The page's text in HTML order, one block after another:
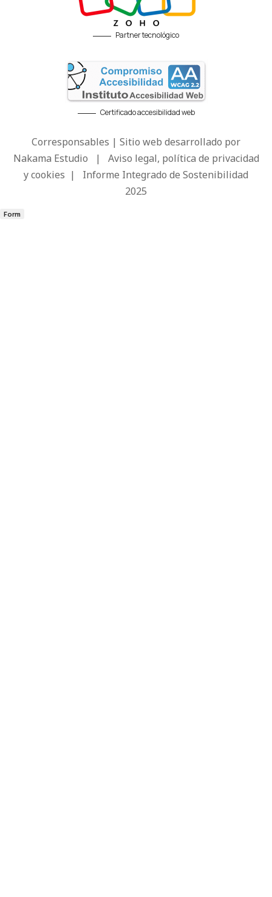
Partner tecnológico
Certificado accesibilidad web
Corresponsables | Sitio web desarrollado por
Nakama Estudio | Aviso legal, política de privacidad
y cookies | Informe Integrado de Sostenibilidad
2025
Form